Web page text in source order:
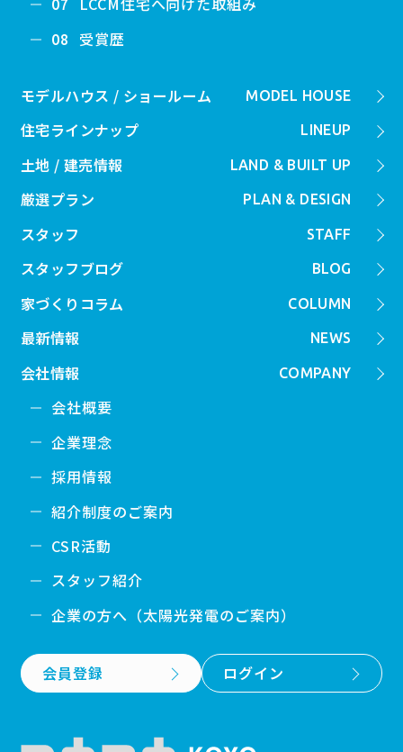
07
08 受賞歴
MODEL HOUSE
モデルハウス / ショールーム
LINEUP
住宅ラインナップ
LAND & BUILT UP
土地 / 建売情報
PLAN & DESIGN
厳選プラン
STAFF
スタッフ
BLOG
スタッフブログ
COLUMN
家づくりコラム
NEWS
最新情報
COMPANY
会社情報
会社概要
企業理念
採用情報
紹介制度のご案内
CSR活動
スタッフ紹介
企業の方へ（太陽光発電のご案内）
会員登録 ログイン